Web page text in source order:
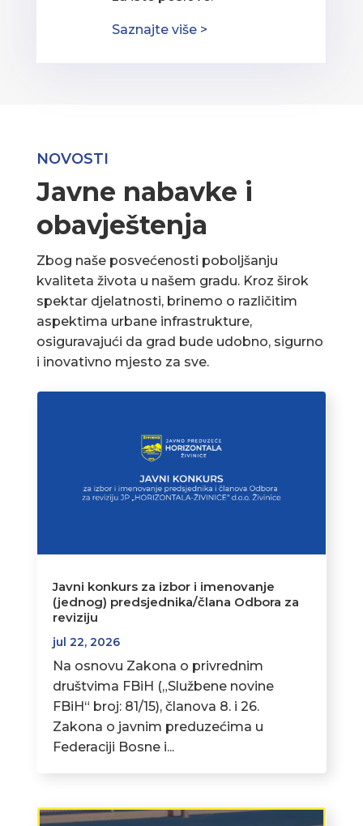
Saznajte više >
NOVOSTI
Javne nabavke i
obavještenja
Zbog naše posvećenosti poboljšanju
kvaliteta života u našem gradu. Kroz širok
spektar djelatnosti, brinemo o različitim
aspektima urbane infrastrukture,
osiguravajući da grad bude udobno, sigurno
i inovativno mjesto za sve.
Javni konkurs za izbor i imenovanje
(jednog) predsjednika/člana Odbora za
reviziju
jul 22, 2026
Na osnovu Zakona o privrednim
društvima FBiH („Službene novine
FBiH“ broj: 81/15), članova 8. i 26.
Zakona o javnim preduzećima u
Federaciji Bosne i...